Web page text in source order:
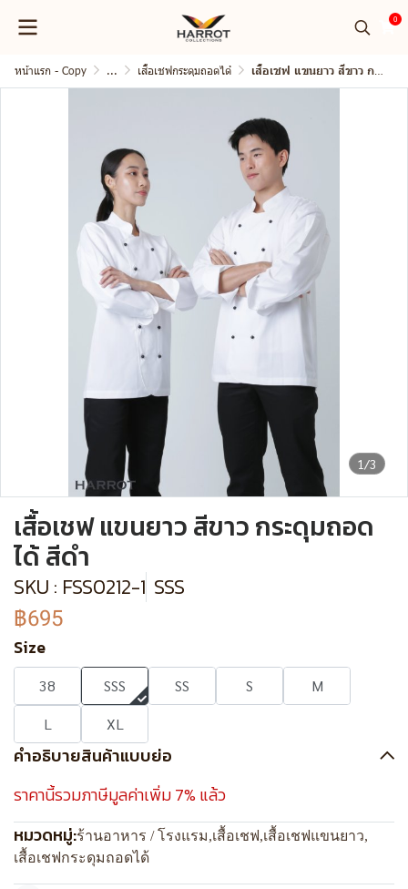
0
หน้าแรก - Copy ... เสื้อเชฟกระดุมถอดได้ เสื้อเชฟ แขนยาว สีขาว กระดุมถอดได้ สีดำ
1/3
เสื้อเชฟ แขนยาว สีขาว กระดุมถอด
ได้ สีดำ
SKU : FSS0212-1 SSS
฿695
Size
38 SSS SS S
M
L
XL
คำอธิบายสินค้าแบบย่อ
ราคานี้รวมภาษีมูลค่าเพิ่ม 7% แล้ว
หมวดหมู่:ร้านอาหาร / โรงแรม,เสื้อเชฟ,เสื้อเชฟแขนยาว,
เสื้อเชฟกระดุมถอดได้